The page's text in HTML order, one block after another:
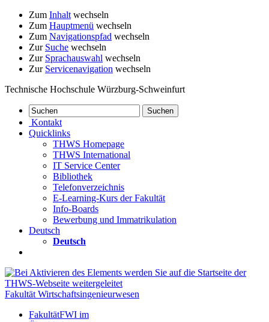
Zum Inhalt wechseln
Zum Hauptmenü wechseln
Zum Navigationspfad wechseln
Zur Suche wechseln
Zur Sprachauswahl wechseln
Zur Servicenavigation wechseln
Technische Hochschule Würzburg-Schweinfurt
Kontakt
Quicklinks
THWS Homepage
THWS International
IT Service Center
Bibliothek
Telefonverzeichnis
E-Learning-Kurs der Fakultät
Info-Boards
Bewerbung und Immatrikulation
Deutsch
Deutsch
Fakultät Wirtschaftsingenieurwesen
FakultätFWI im